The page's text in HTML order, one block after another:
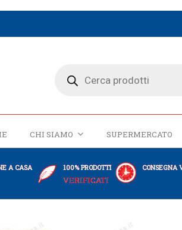
CHI SIAMO SUPERMERCATO
A CASA 100% PRODOTTI
VERIFICATI
CONSEGNA